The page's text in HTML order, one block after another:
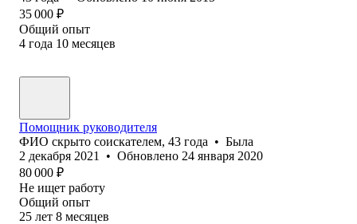
35 000 ₽
Общий опыт
4 года 10 месяцев
Помощник руководителя
ФИО скрыто соискателем, 43 года • Была
2 декабря 2021
• Обновлено 24 января 2020
80 000 ₽
Не ищет работу
Общий опыт
25 лет 8 месяцев